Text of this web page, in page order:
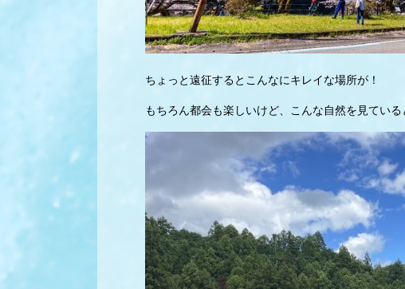
ちょっと遠征するとこんなにキレイな場所が！
もちろん都会も楽しいけど、こんな自然を見ている